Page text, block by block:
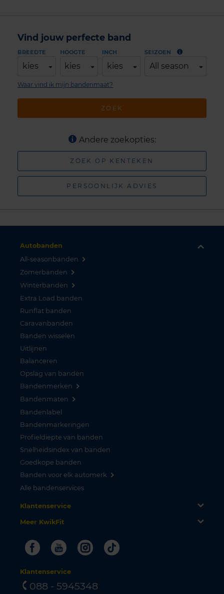
Vind jouw perfecte band
BREEDTE
kies
HOOGTE
kies
INCH
kies
SEIZOEN
All season
ZOEK
Waar vind ik mijn bandenmaat?
Andere zoekopties:
ZOEK OP KENTEKEN
PERSOONLIJK ADVIES
Autobanden
All-seasonbanden
Zomerbanden
Winterbanden
Extra Load banden
Runflat banden
Caravanbanden
Banden wisselen
Uitlijnen
Balanceren
Opslag van banden
Bandenmerken
Bandenmaten
Bandenlabel
Bandenmarkeringen
Profieldiepte van banden
Snelheidsindex van banden
Goedkope banden
Banden voor elk automerk
Alle bandenservices
Klantenservice
Meer KwikFit
FacebookYoutubeInstagram
Tiktok
Klantenservice
088 - 5945348